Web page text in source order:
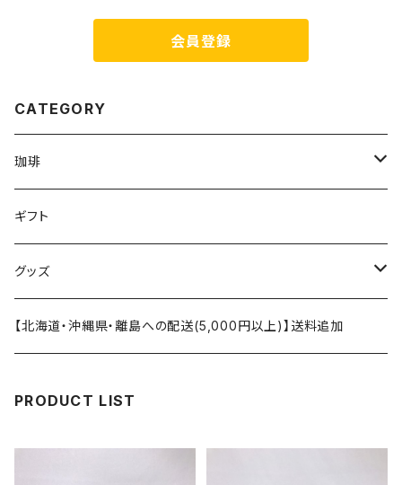
会員登録
CATEGORY
珈琲
珈琲豆
オリヂナルブレンド
ストレート
ドリップパック
カフェインレス（デカフェ）
ギフト
グッズ
マグカップ
【北海道・沖縄県・離島への配送(5,000円以上)】送料追加
PRODUCT LIST